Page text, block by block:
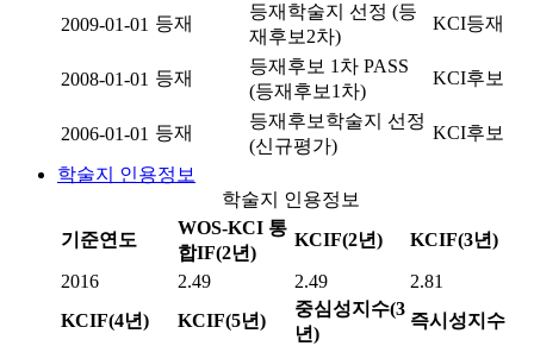
2009-01-01 등재
등재학술지 선정 (등
재후보2차)
KCI등재
2008-01-01 등재
등재후보 1차 PASS
(등재후보1차)
KCI후보
2006-01-01 등재
등재후보학술지 선정
(신규평가)
KCI후보
학술지 인용정보
학술지 인용정보
기준연도
WOS-KCI 통
합IF(2년)
KCIF(2년) KCIF(3년)
2016 2.49 2.49
2.81
KCIF(4년)
KCIF(5년)
중심성지수(3
년)
즉시성지수